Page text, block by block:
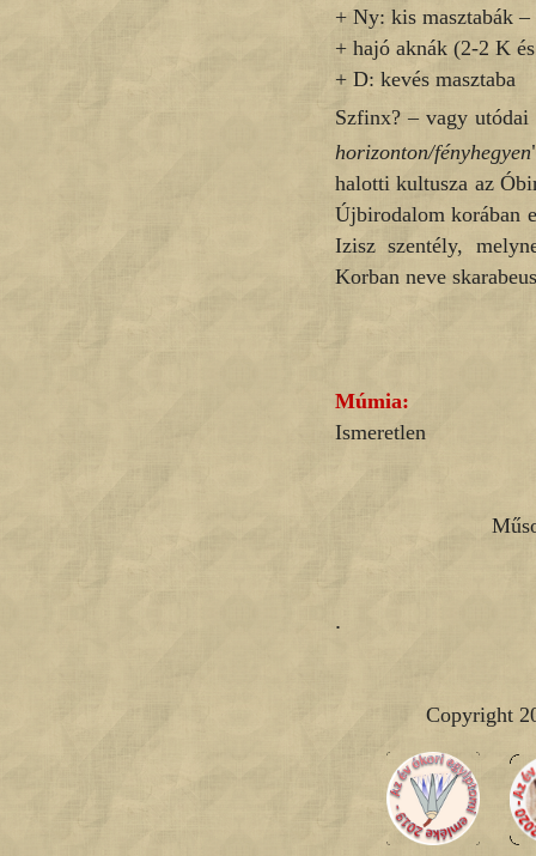
+ Ny: kis masztabák
+ hajó aknák (2-2 K
+ D: kevés masztaba
Szfinx? – vagy
horizonton/fényhegyen
halotti kultusza az
Újbirodalom korában
Izisz szentély,
Korban neve
Múmia:
Ismeretlen
.
Copyright